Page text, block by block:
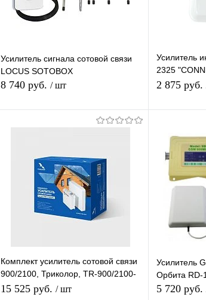
Усилитель сигнала сотовой связи
LOCUS SOTOBOX
8 740 руб. / шт
Купить в 1 клик К сравнению
В избранное В наличии
Усилитель
2325
3G/4G"
2 875 руб.
Купить в
В
Комплект усилитель сотовой связи
900/2100, Триколор, TR-900/2100-
50-kit
15 525 руб. / шт
Усилитель
Орбита RD-
5 720 руб.